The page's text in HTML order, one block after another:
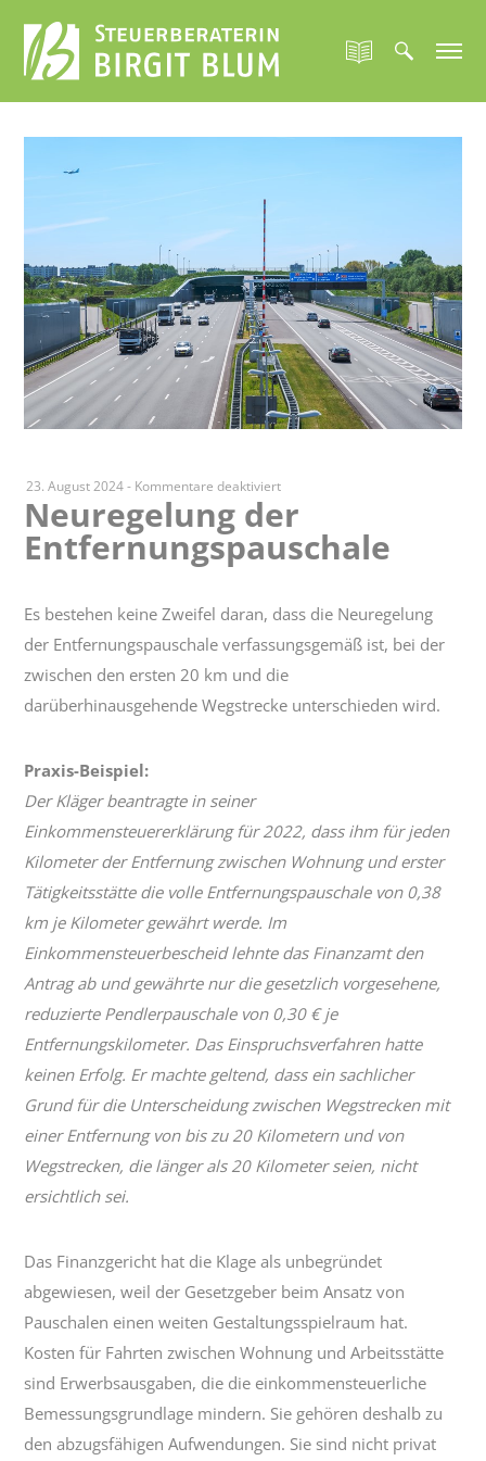
23. August 2024- Kommentare deaktiviertfür
Neuregelung
Entfernungspauschale
Neuregelung der
Entfernungspauschale
Es bestehen keine Zweifel daran, dass die Neuregelung
der Entfernungspauschale verfassungsgemäß ist, bei der
zwischen den ersten 20 km und die
darüberhinausgehende Wegstrecke unterschieden wird.
Praxis-Beispiel:
Der Kläger beantragte in seiner
Einkommensteuererklärung für 2022, dass ihm für jeden
Kilometer der Entfernung zwischen Wohnung und erster
Tätigkeitsstätte die volle Entfernungspauschale von 0,38
km je Kilometer gewährt werde. Im
Einkommensteuerbescheid lehnte das Finanzamt den
Antrag ab und gewährte nur die gesetzlich vorgesehene,
reduzierte Pendlerpauschale von 0,30 € je
Entfernungskilometer. Das Einspruchsverfahren hatte
keinen Erfolg. Er machte geltend, dass ein sachlicher
Grund für die Unterscheidung zwischen Wegstrecken mit
einer Entfernung von bis zu 20 Kilometern und von
Wegstrecken, die länger als 20 Kilometer seien, nicht
ersichtlich sei.
Das Finanzgericht hat die Klage als unbegründet
abgewiesen, weil der Gesetzgeber beim Ansatz von
Pauschalen einen weiten Gestaltungsspielraum hat.
Kosten für Fahrten zwischen Wohnung und Arbeitsstätte
sind Erwerbsausgaben, die die einkommensteuerliche
Bemessungsgrundlage mindern. Sie gehören deshalb zu
den abzugsfähigen Aufwendungen. Sie sind nicht privat